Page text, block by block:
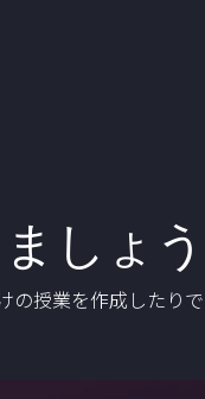
しょう
授業を作成したりで